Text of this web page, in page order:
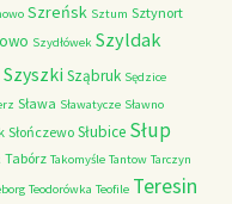
Szreńsk Sztum Sztynort
Szydłówek Szyldak
Szyszki Sząbruk Sędzice
Sława Sławatycze Sławno
Słończewo Słubice Słup
Tabórz Takomyśle Tantow Tarczyn
Teodorówka Teofile Teresin